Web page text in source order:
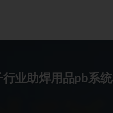
业助焊用品pb系